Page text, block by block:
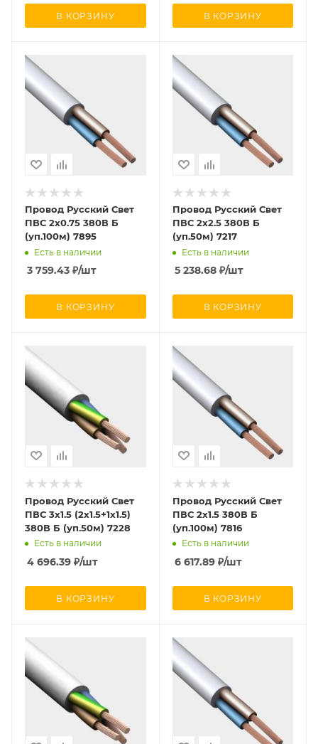
В КОРЗИНУ В КОРЗИНУ
Провод Русский Свет
ПВС 2х0.75 380В Б
(уп.100м) 7895
Есть в наличии
3 759.43 ₽/шт
В КОРЗИНУ
Провод Русский Свет
ПВС 2х2.5 380В Б
(уп.50м) 7217
Есть в наличии
5 238.68₽/шт
В КОРЗИНУ
Провод Русский Свет
ПВС 3х1.5 (2х1.5+1х1.5)
380В Б (уп.50м) 7228
Есть в наличии
4 696.39 ₽/шт
В КОРЗИНУ
Провод Русский Свет
ПВС 2х1.5 380В Б
(уп.100м) 7816
Есть в наличии
6 617.89₽/шт
В КОРЗИНУ